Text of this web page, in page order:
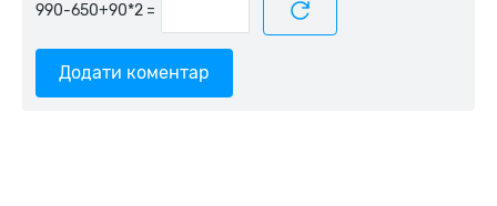
=
Додати коментар